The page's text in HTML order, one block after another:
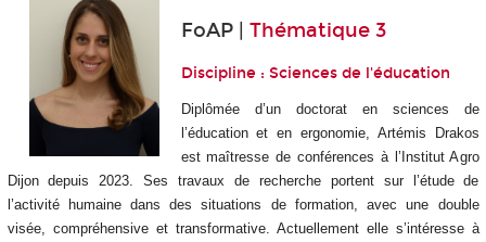
FoAP | Thématique 3
Discipline : Sciences de l'éducation
Diplômée d’un doctorat en sciences de
l’éducation et en ergonomie, Artémis Drakos
est maîtresse de conférences à l’Institut Agro
Dijon depuis 2023. Ses travaux de recherche portent sur l’étude de
l’activité humaine dans des situations de formation, avec une double
visée, compréhensive et transformative. Actuellement elle s’intéresse à